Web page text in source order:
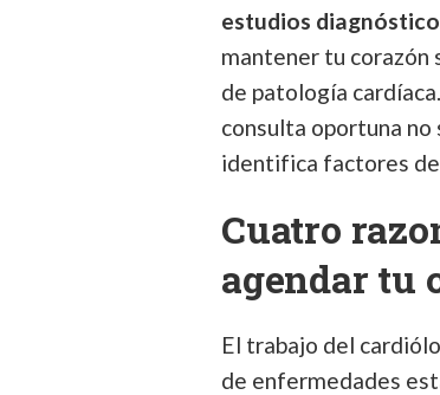
estudios
mantener tu corazón
de patología
consulta oportuna
identifica factores
Cuatro
agendar tu
El trabajo del
de enfermedades